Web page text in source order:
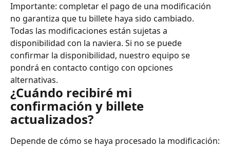
Importante: completar el pago de una modificación
no garantiza que tu billete haya sido cambiado.
Todas las modificaciones están sujetas a
disponibilidad con la naviera. Si no se puede
confirmar la disponibilidad, nuestro equipo se
pondrá en contacto contigo con opciones
alternativas.
¿Cuándo recibiré mi
confirmación y billete
actualizados?
Depende de cómo se haya procesado la modificación: